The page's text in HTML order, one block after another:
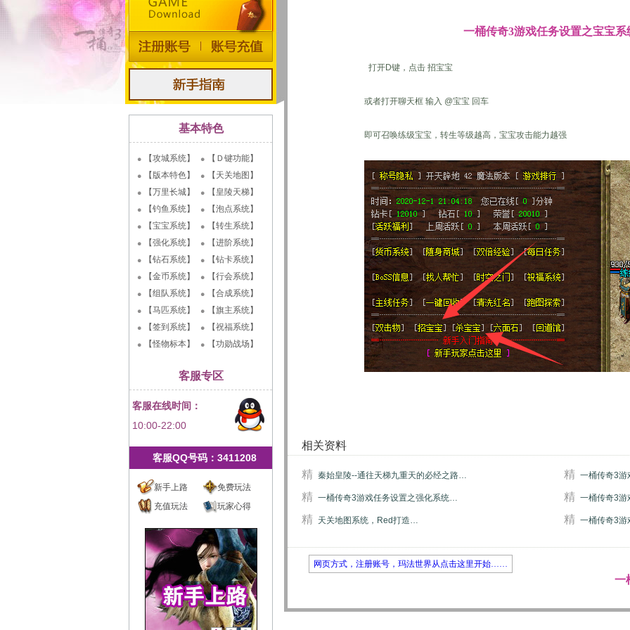
基本特色
【攻城系统】
【Ｄ键功能】
【版本特色】
【天关地图】
【万里长城】
【皇陵天梯】
【钓鱼系统】
【泡点系统】
【宝宝系统】
【转生系统】
【强化系统】
【进阶系统】
【钻石系统】
【钻卡系统】
【金币系统】
【行会系统】
【组队系统】
【合成系统】
【马匹系统】
【旗主系统】
【签到系统】
【祝福系统】
【怪物标本】
【功勋战场】
客服专区
客服在线时间：
10:00-22:00
客服QQ号码：3411208
新手上路
免费玩法
充值玩法
玩家心得
一桶传奇3游戏任务设置之宝宝系
打开D键，点击 招宝宝
或者打开聊天框 输入 @宝宝 回车
即可召唤练级宝宝，转生等级越高，宝宝攻击能力越强
相关资料
精 秦始皇陵--通往天梯九重天的必经之路… 精 一桶传奇3
精 一桶传奇3游戏任务设置之强化系统… 精 一桶传奇3
精 天关地图系统，Red打造… 精 一桶传奇3
网页方式，注册账号，玛法世界从点击这里开始……
一